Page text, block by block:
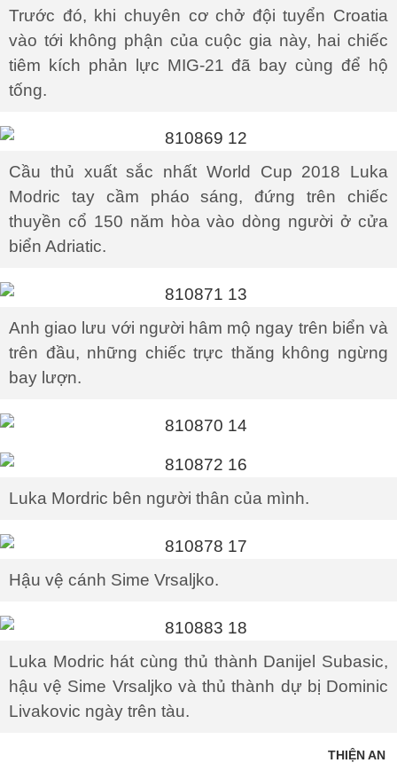
Trước đó, khi chuyên cơ chở đội tuyển Croatia
vào tới không phận của cuộc gia này, hai chiếc
tiêm kích phản lực MIG-21 đã bay cùng để hộ
tống.
Cầu thủ xuất sắc nhất World Cup 2018 Luka
Modric tay cầm pháo sáng, đứng trên chiếc
thuyền cổ 150 năm hòa vào dòng người ở cửa
biển Adriatic.
Anh giao lưu với người hâm mộ ngay trên biển và
trên đầu, những chiếc trực thăng không ngừng
bay lượn.
Luka Mordric bên người thân của mình.
Hậu vệ cánh Sime Vrsaljko.
Luka Modric hát cùng thủ thành Danijel Subasic,
hậu vệ Sime Vrsaljko và thủ thành dự bị Dominic
Livakovic ngày trên tàu.
THIỆN AN